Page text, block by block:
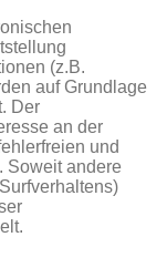
(z.B.
auf Grundlage
Der
an der
und
Soweit andere